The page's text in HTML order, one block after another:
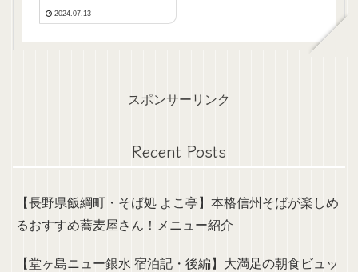
く美味しいのでおすすめで
2024.07.13
スポンサーリンク
Recent Posts
【長野県飯綱町・そば処 よこ亭】本格信州そばが楽しめ
るおすすめ蕎麦屋さん！メニュー紹介
【堂ヶ島ニュー銀水 宿泊記・後編】大満足の朝食ビュッ